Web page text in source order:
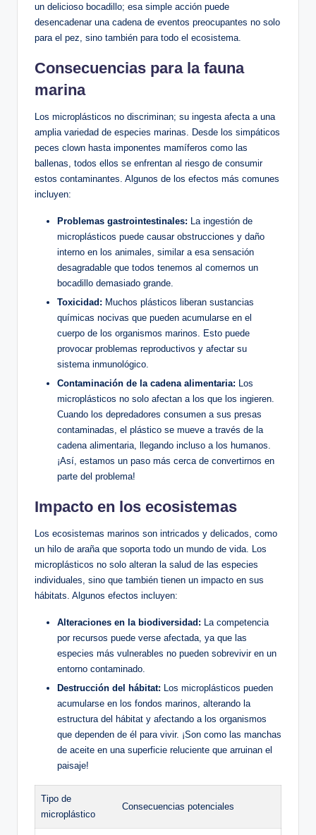
un delicioso bocadillo; esa simple acción puede
desencadenar una cadena de eventos preocupantes no solo
​para el pez, sino también para todo el ecosistema.
Consecuencias para la fauna
marina
Los microplásticos no discriminan; su ingesta⁣ afecta a una
amplia variedad de especies marinas. Desde los simpáticos
peces clown ⁤hasta imponentes mamíferos como las
ballenas, todos ellos se enfrentan al riesgo de consumir
estos contaminantes. Algunos ​de los efectos más‌ comunes
incluyen:
Problemas gastrointestinales: La ingestión de
microplásticos puede causar obstrucciones y⁢ daño
interno en los ​animales, ⁢similar a esa‌ sensación
desagradable que todos tenemos al comernos un
‍bocadillo demasiado grande.
Toxicidad: Muchos plásticos liberan​ sustancias
químicas nocivas que pueden acumularse en el
cuerpo de los⁢ organismos ‌marinos.‌ Esto puede
provocar problemas reproductivos y afectar su
sistema inmunológico.
Contaminación de la cadena alimentaria: Los
microplásticos ⁤no solo‌ afectan a los que los ingieren.
Cuando⁤ los depredadores consumen a sus ​presas
contaminadas, el plástico se mueve a través de ⁤la
cadena alimentaria, llegando incluso a los​ humanos.
¡Así, estamos un⁢ paso más cerca de convertirnos⁢ en
parte‌ del problema!
Impacto en los ecosistemas
Los ecosistemas marinos son intricados y delicados, como
un hilo de araña que soporta todo un mundo de vida. Los
microplásticos no solo alteran la salud de las especies
individuales, sino que también tienen un impacto⁤ en sus
hábitats. Algunos efectos incluyen:
Alteraciones en ⁣la biodiversidad: La competencia
por recursos puede verse ⁣afectada, ya que las
especies más vulnerables no pueden sobrevivir en un
entorno contaminado.
Destrucción del⁣ hábitat: Los microplásticos pueden
acumularse en los fondos marinos, alterando la
estructura del hábitat y afectando a los organismos
que dependen de él para vivir. ¡Son como‍ las manchas
de aceite en una superficie reluciente ‍que arruinan el
paisaje!
Tipo de⁤
microplástico
Consecuencias potenciales